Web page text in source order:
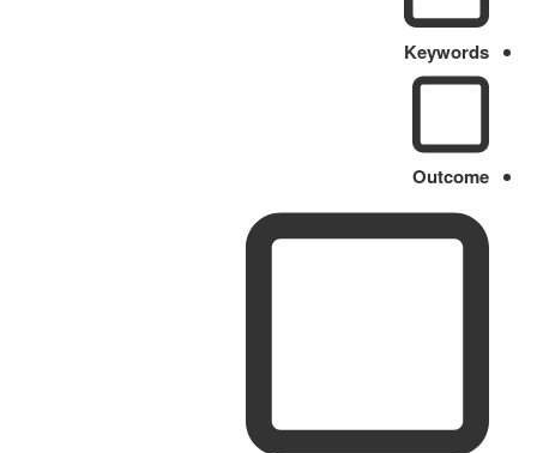
Keywords
Outcome